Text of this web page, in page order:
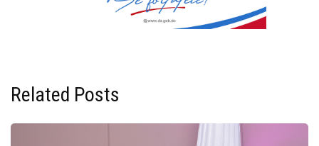
Related Posts